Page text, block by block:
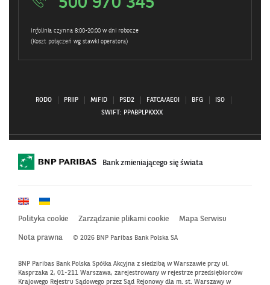
Infolinia czynna 8:00-20:00 w dni robocze
(Koszt połączeń wg stawki operatora)
RODO PRIIP MiFID PSD2 FATCA/AEOI BFG
ISO
SWIFT: PPABPLPKXXX
Bank zmieniającego się świata
Polityka cookie Zarządzanie plikami cookie Mapa Serwisu
Nota prawna © 2026 BNP Paribas Bank Polska SA
BNP Paribas Bank Polska Spółka Akcyjna z siedzibą w Warszawie przy ul.
Kasprzaka 2, 01-211 Warszawa, zarejestrowany w rejestrze przedsiębiorców
Krajowego Rejestru Sądowego przez Sąd Rejonowy dla m. st. Warszawy w